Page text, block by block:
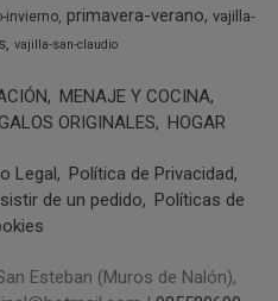
invierno primavera-verano vajilla-
vajilla-san-claudio
MENAJE Y COCINA
ORIGINALES HOGAR
Legal
Política de Privacidad
de un pedido
Políticas de
Esteban (Muros de Nalón),